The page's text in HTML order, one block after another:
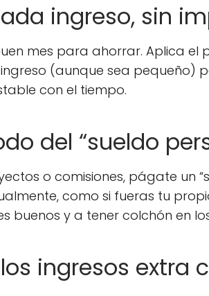
ingreso, sin
mes para ahorrar. Aplica
(aunque sea pequeño)
con el tiempo.
del “sueldo
o comisiones, págate un
como si fueras tu
buenos y a tener colchón en
ingresos extra